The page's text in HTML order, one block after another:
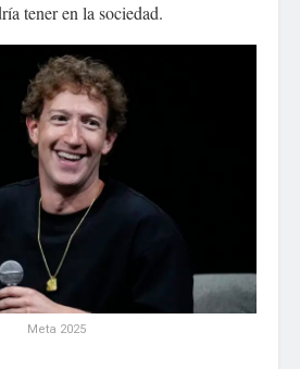
tener en la sociedad.
Meta 2025